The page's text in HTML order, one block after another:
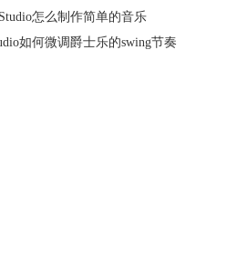
它应用于tap时会增加音频沙砾感！
怎么制作简单的音乐
如何微调爵士乐的swing节奏